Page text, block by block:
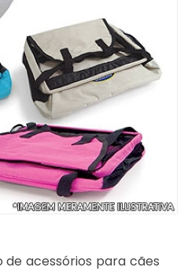
acessórios para cães